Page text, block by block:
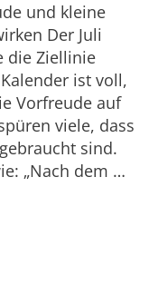
und kleine
Der Juli
die Ziellinie
ist voll,
Vorfreude auf
viele, dass
sind.
„Nach dem …